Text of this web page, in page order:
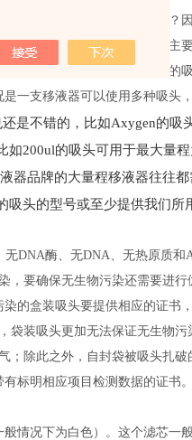
来越关注的一点，为什么呢？
一定要注意吸头的适配性。主
用它自己标配的吸头，其它的
一支移液器可以使用多种吸头
是不错的，比如Axygen的
如200ul的吸头可用于最大量
器品牌的大量程移液器往往
吸头的型号或至少提供我们所
DNA酶、无DNA、无热原质
，要确保无生物污染还需要进
的盒装吸头要提供相应的证书
袋装吸头更加无法保证无生物
；除此之外，自封袋被吸头扎
标明相应项目检测数据的证书
情况下为白色）。这个滤芯一